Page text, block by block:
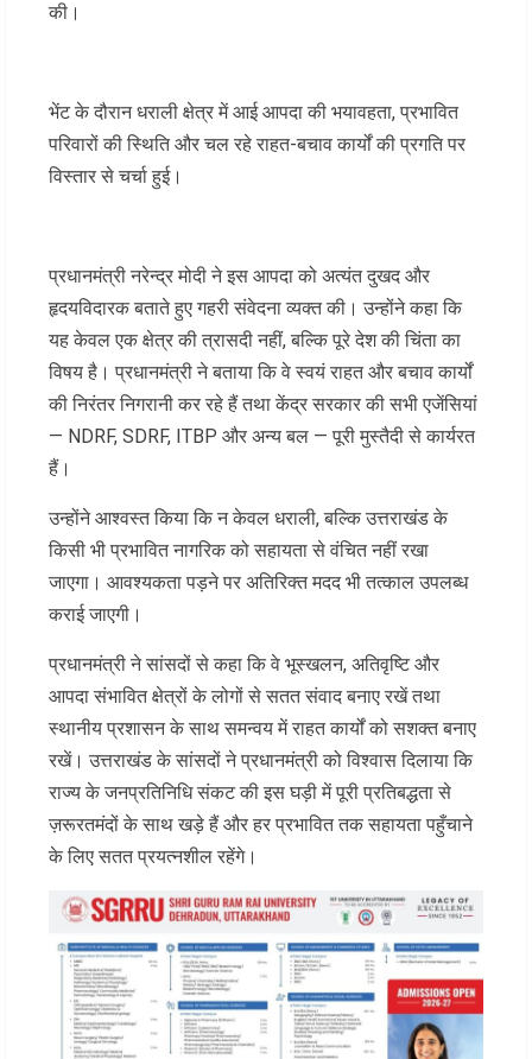
की।
भेंट के दौरान धराली क्षेत्र में आई आपदा की भयावहता, प्रभावित
परिवारों की स्थिति और चल रहे राहत-बचाव कार्यों की प्रगति पर
विस्तार से चर्चा हुई।
प्रधानमंत्री नरेन्द्र मोदी ने इस आपदा को अत्यंत दुखद और
हृदयविदारक बताते हुए गहरी संवेदना व्यक्त की। उन्होंने कहा कि
यह केवल एक क्षेत्र की त्रासदी नहीं, बल्कि पूरे देश की चिंता का
विषय है। प्रधानमंत्री ने बताया कि वे स्वयं राहत और बचाव कार्यों
की निरंतर निगरानी कर रहे हैं तथा केंद्र सरकार की सभी एजेंसियां
— NDRF, SDRF, ITBP और अन्य बल — पूरी मुस्तैदी से कार्यरत
हैं।
उन्होंने आश्वस्त किया कि न केवल धराली, बल्कि उत्तराखंड के
किसी भी प्रभावित नागरिक को सहायता से वंचित नहीं रखा
जाएगा। आवश्यकता पड़ने पर अतिरिक्त मदद भी तत्काल उपलब्ध
कराई जाएगी।
प्रधानमंत्री ने सांसदों से कहा कि वे भूस्खलन, अतिवृष्टि और
आपदा संभावित क्षेत्रों के लोगों से सतत संवाद बनाए रखें तथा
स्थानीय प्रशासन के साथ समन्वय में राहत कार्यों को सशक्त बनाए
रखें। उत्तराखंड के सांसदों ने प्रधानमंत्री को विश्वास दिलाया कि
राज्य के जनप्रतिनिधि संकट की इस घड़ी में पूरी प्रतिबद्धता से
ज़रूरतमंदों के साथ खड़े हैं और हर प्रभावित तक सहायता पहुँचाने
के लिए सतत प्रयत्नशील रहेंगे।